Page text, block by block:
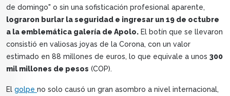
de domingo" o sin una sofisticación profesional aparente,
lograron burlar la seguridad e ingresar un 19 de octubre
a la emblemática galería de Apolo. El botín que se llevaron
consistió en valiosas joyas de la Corona, con un valor
estimado en 88 millones de euros, lo que equivale a unos 300
mil millones de pesos (COP).
El golpe no solo causó un gran asombro a nivel internacional,